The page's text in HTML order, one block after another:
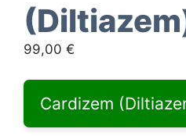
99,00 €
Cardizem